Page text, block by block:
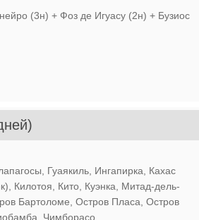
(3н) + Фоз де Игуасу (2н) + Бузиос
Гуаякиль, Ингапирка, Кахас
Килотоя, Кито, Куэнка, Митад-дель-
Бартоломе, Остров Пласа, Остров
Чимборасо